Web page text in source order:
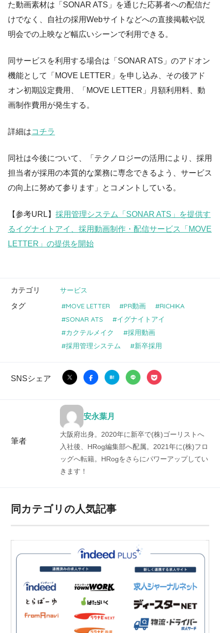
た動画素材は「SONAR ATS」を通じた応募者への配信だ
けでなく、自社の採用Webサイトなどへの直接掲載や説
明会での上映など幅広いシーンで利用できる。
同サービスを利用する場合は「SONAR ATS」のアドオン
機能として「MOVE LETTER」を申し込み、その後アド
オン初期設定費用、「MOVE LETTER」月額利用料、動
画制作費用が発生する。
詳細はコチラ
同社は今後について、「テクノロジーの活用により、採用
担当者が採用の本質的な業務に専念できるよう、サービス
の向上に努めて参ります」とコメントしている。
【参考URL】 採用管理システム「SONAR ATS」を提供す
るイグナイトアイ、採用動画制作・配信サービス「MOVE
LETTER」の提供を開始
カテゴリ サービス
タグ MOVE LETTER PR動画
RICHIKA
SONAR ATS
イグナイトアイ
カクテルメイク
採用動画
採用管理システム
新卒採用
SNSシェア
筆者
安永葉月
大阪府出身。2020年に新卒で(株)ゴーリストへ
入社後、HRog編集部へ配属。2021年に(株)フロ
ッグへ転籍。HRogをさらにパワーアップしてい
きます！
同カテゴリの人気記事